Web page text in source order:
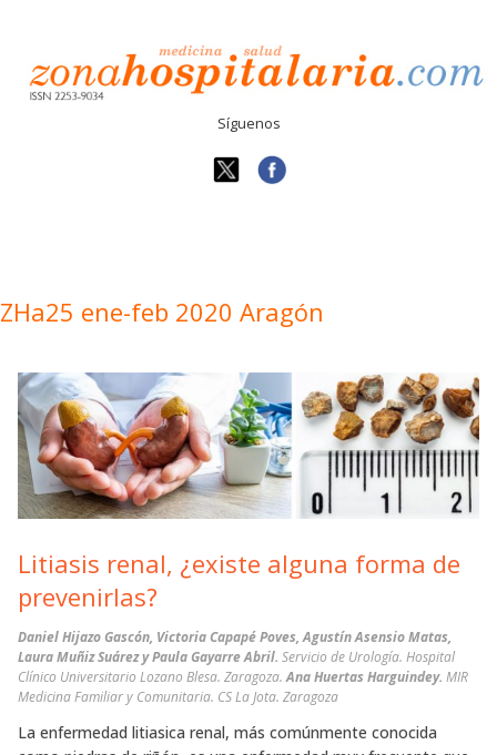
Síguenos
ZHa25 ene-feb 2020 Aragón
Litiasis renal, ¿existe alguna forma de
prevenirlas?
Daniel Hijazo Gascón, Victoria Capapé Poves, Agustín Asensio Matas,
Laura Muñiz Suárez y Paula Gayarre Abril. Servicio de Urología. Hospital
Clínico Universitario Lozano Blesa. Zaragoza.Ana Huertas Harguindey. MIR
Medicina Familiar y Comunitaria. CS La Jota. Zaragoza
La enfermedad litiasica renal, más comúnmente conocida